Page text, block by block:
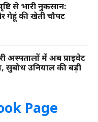
से भारी नुकसान:
गेहूं की खेती चौपट
अस्पतालों में अब प्राइवेट
सुबोध उनियाल की बड़ी
Page